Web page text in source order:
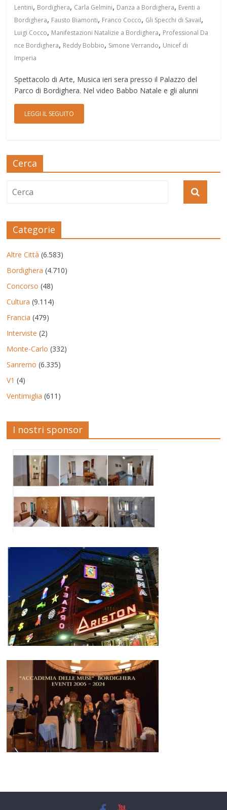
Lentini, Bordighera, Carla Gelmini, Danza a Bordighera, Eventi a
Bordighera, Fausto Biamonti, Franco Cocco, Gli Specchi di Savail,
Luigi Cocco, Manifestazioni Natalizie a Bordighera, Professional Da
nce Bordighera, Reddy Bobbio, Simone Verrando, Unicef di
Imperia
Spettacolo di Arte, Musica ieri sera presso il Palazzo del
Parco di Bordighera. Nel video Babbo Natale e gli alunni
LEGGI IL SEGUITO
Cerca
Categorie
Altre Città (6.583)
Bordighera (4.710)
Concorso (48)
Cultura (9.114)
Francia (479)
Interviste (2)
Monte-Carlo (332)
Sanremo (6.335)
V1 (4)
Ventimiglia (611)
I nostri sponsor